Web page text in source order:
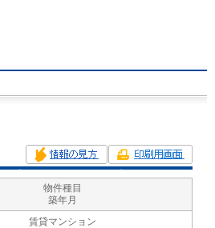
物件種目
築年月
賃貸マンション